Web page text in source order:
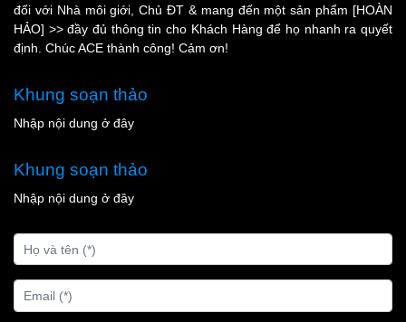
đối với Nhà môi giới, Chủ ĐT & mang đến một sản phẩm [HOÀN
HẢO] >> đầy đủ thông tin cho Khách Hàng để họ nhanh ra quyết
định. Chúc ACE thành công! Cảm ơn!
Khung soạn thảo
Nhập nội dung ở đây
Khung soạn thảo
Nhập nội dung ở đây